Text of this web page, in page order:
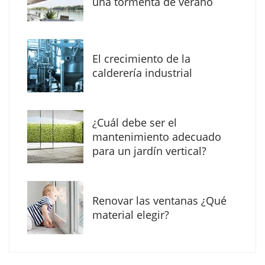
MBF Construcciones refuerza su presencia
digital con una nueva web de reformas en
Madrid
El crecimiento de la
calderería industrial
¿Cuál debe ser el
mantenimiento adecuado
para un jardín vertical?
Renovar las ventanas ¿Qué
material elegir?